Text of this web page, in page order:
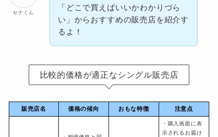
セナくん
「どこで買えばいいかわかりづら
い」からおすすめの販売店を紹介す
るよ！
比較的価格が適正なシングル販売店
販売店名 価格の傾向 おもな特徴 注意点
・購入画面に表
示されるお届け